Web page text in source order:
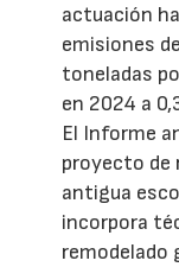
actuación
emisiones
toneladas
en 2024 a
El Informe
proyecto de
antigua
incorpora
remodelado